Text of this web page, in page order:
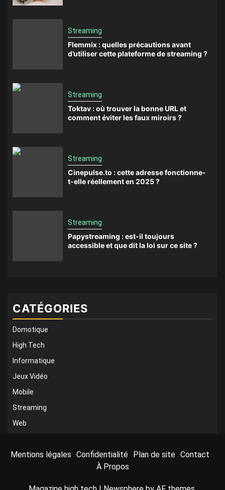
Streaming
Flemmix : quelles précautions avant
d’utiliser cette plateforme de streaming ?
Streaming
Toktav : où trouver la bonne URL et
comment éviter les faux miroirs ?
Streaming
Cinepulse.to : cette adresse fonctionne-
t-elle réellement en 2025 ?
Streaming
Papystreaming : est-il toujours
accessible et que dit la loi sur ce site ?
CATÉGORIES
Domotique
High Tech
Informatique
Jeux Vidéo
Mobile
Streaming
Web
Mentions légales Confidentialité Plan de site Contact
À Propos